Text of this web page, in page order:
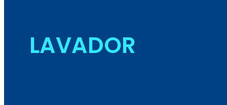
LAVADOR